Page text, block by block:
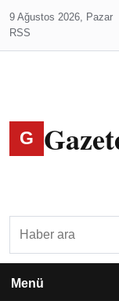
9 Ağustos 2026, Pazar
RSS
G
Menü